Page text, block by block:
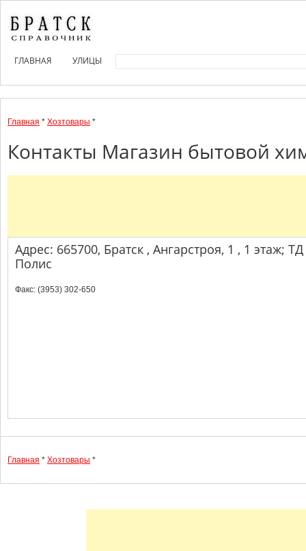
ГЛАВНАЯ УЛИЦЫ
Главная * Хозтовары *
Контакты Магазин бытовой
Адрес: 665700, Братск , Ангарстроя, 1 , 1 этаж; ТД
Полис
Факс: (3953) 302-650
Главная * Хозтовары *